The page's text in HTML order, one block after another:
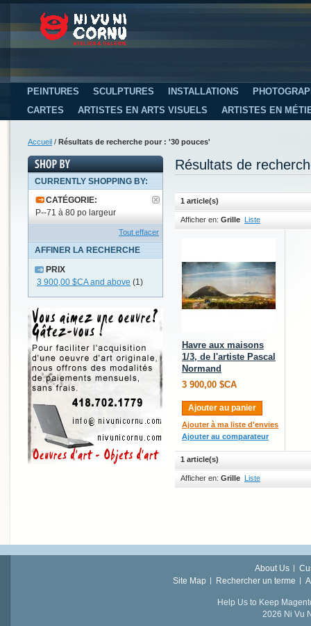
PEINTURES SCULPTURES INSTALLATIONS
CARTES
ARTISTES EN ARTS VISUELS ARTISTES EN
Accueil / Résultats de recherche pour : '30 pouces'
Résultats de
1 article(s)
Afficher en: Grille Liste
Havre aux maisons
1/3, de l'artiste Pascal
Normand
3 900,00 $CA
Ajouter au panier
Ajouter à ma liste d'envies
Ajouter au comparateur
1 article(s)
Afficher en: Grille Liste
CURRENTLY SHOPPING BY:
CATÉGORIE:
P--71 à 80 po largeur
Tout effacer
AFFINER LA RECHERCHE
PRIX
3 900,00 $CAand above (1)
About Us
Site Map
Rechercher un terme
Help Us to Keep
2026 Ni Vu